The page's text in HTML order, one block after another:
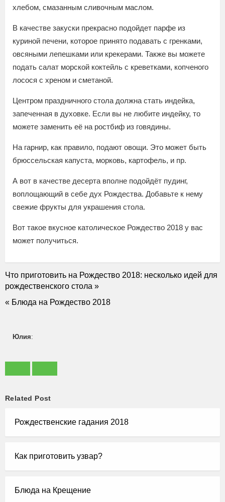
хлебом, смазанным сливочным маслом.
В качестве закуски прекрасно подойдет парфе из
куриной печени, которое принято подавать с гренками,
овсяными лепешками или крекерами. Также вы можете
подать салат морской коктейль с креветками, копченого
лосося с хреном и сметаной.
Центром праздничного стола должна стать индейка,
запеченная в духовке. Если вы не любите индейку, то
можете заменить её на ростбиф из говядины.
На гарнир, как правило, подают овощи. Это может быть
брюссельская капуста, морковь, картофель, и пр.
А вот в качестве десерта вполне подойдёт пудинг,
воплощающий в себе дух Рождества. Добавьте к нему
свежие фрукты для украшения стола.
Вот такое вкусное католическое Рождество 2018 у вас
может получиться.
Что приготовить на Рождество 2018: несколько идей для
рождественского стола »
« Блюда на Рождество 2018
Юлия:
Related Post
Рождественские гадания 2018
Как приготовить узвар?
Блюда на Крещение